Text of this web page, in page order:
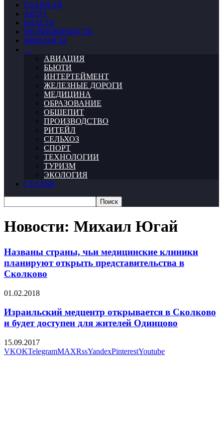
ГЛАВНАЯ
АВТО
ВЛАСТЬ
НЕДВИЖИМОСТЬ
ФИНАНСЫ
…
АВИАЦИЯ
БЬЮТИ
ИНТЕРТЕЙМЕНТ
ЖЕЛЕЗНЫЕ ДОРОГИ
МЕДИЦИНА
ОБРАЗОВАНИЕ
ОБЩЕПИТ
ПРОИЗВОДСТВО
РИТЕЙЛ
СЕЛЬХОЗ
СПОРТ
ТЕХНОЛОГИИ
ТУРИЗМ
ЭКОЛОГИЯ
СТАТЬИ
Новости: Михаил Югай
Названы страны, чьи медицинские клиники
планируют открыть представительства в
Сколково
01.02.2018
Израильский медцентр открывается в Сколково
и будет доступен для жителей Одинцово
15.09.2017
VKOKTelegramMAXRssYandexPinterestYoutube